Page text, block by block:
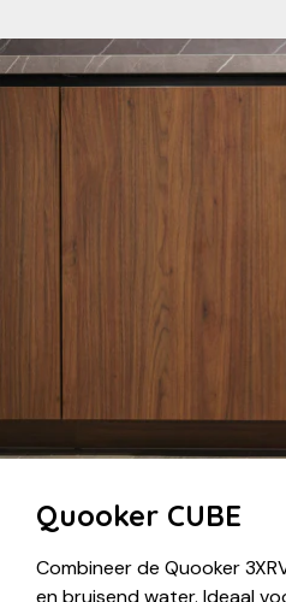
Quooker CUBE
Combineer de Quooker
en bruisend water. Ideaal